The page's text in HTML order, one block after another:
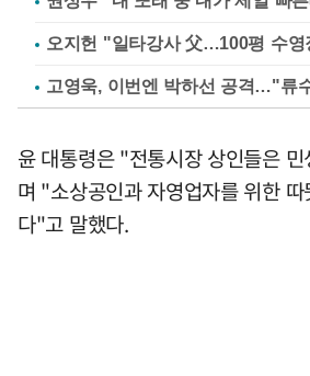
오지헌 "일타강사 父…100평 수영
고영욱, 이번엔 박하선 공격…"류
윤 대통령은 "전통시장 상인들은
며 "소상공인과 자영업자를 위한
다"고 말했다.